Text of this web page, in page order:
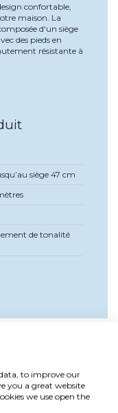
confortable,
maison. La
d'un siège
des pieds en
résistante à
siège 47 cm
de tonalité
1
to improve our
you a great website
we use open the